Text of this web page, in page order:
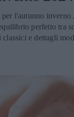
l'autunno inverno
perfetto tra
classici e dettagli